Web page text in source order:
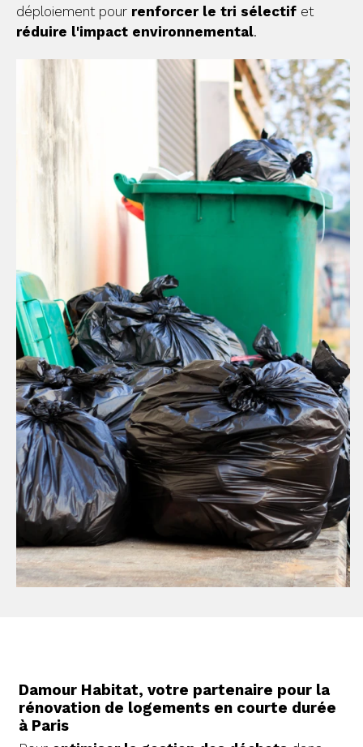
déploiement pour renforcer le tri sélectif et
réduire l'impact environnemental.
Damour Habitat, votre partenaire pour la
rénovation de logements en courte durée
à Paris